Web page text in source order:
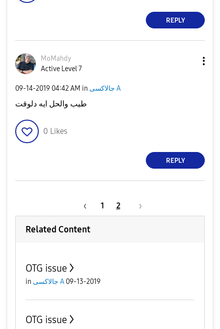
REPLY
MoMahdy
Active Level 7
‎09-14-2019 04:42 AM in جالاكسى A
طيب والحل ايه دلوقت
0 Likes
REPLY
1 2
Related Content
OTG issue
in جالاكسى A 09-13-2019
OTG issue